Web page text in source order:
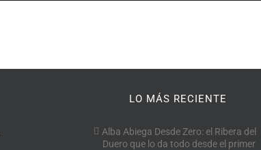
LO MÁS RECIENTE
Alba Abiega Desde Zero: el Ribera del
Duero que lo da todo desde el primer